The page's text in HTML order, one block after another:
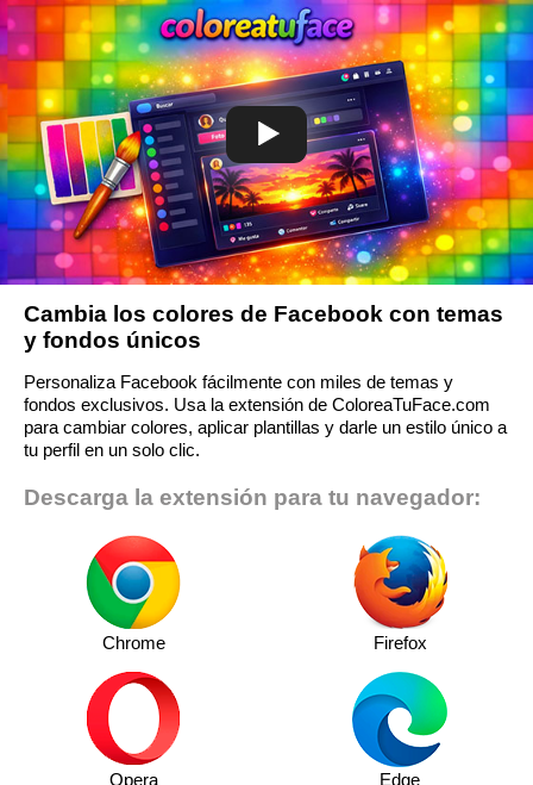
Cambia los colores de Facebook con temas
y fondos únicos
Personaliza Facebook fácilmente con miles de temas y
fondos exclusivos. Usa la extensión de ColoreaTuFace.com
para cambiar colores, aplicar plantillas y darle un estilo único a
tu perfil en un solo clic.
Descarga la extensión para tu navegador:
Chrome Firefox
Opera Edge